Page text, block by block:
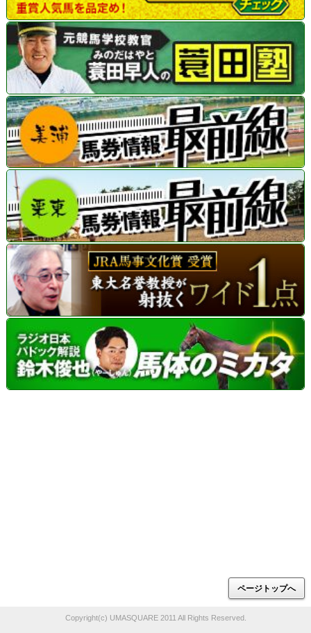
ページトップへ
Copyright(c) UMASQUARE 2011 All Rights Reserved.